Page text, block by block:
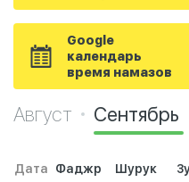
Google
календарь
время намазов
Август Сентябрь
Дата Фаджр Шурук